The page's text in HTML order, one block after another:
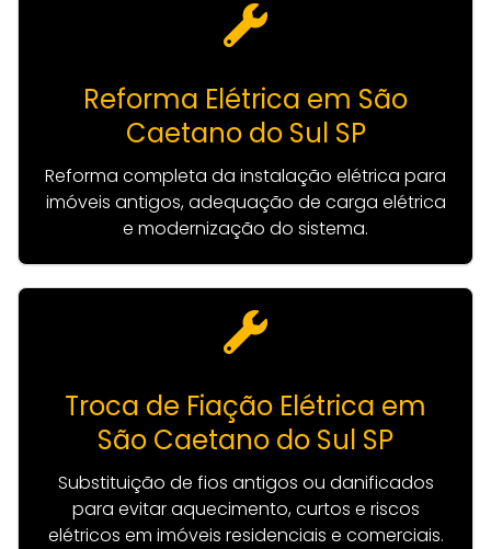
Reforma Elétrica em São
Caetano do Sul SP
Reforma completa da instalação elétrica para
imóveis antigos, adequação de carga elétrica
e modernização do sistema.
Troca de Fiação Elétrica em
São Caetano do Sul SP
Substituição de fios antigos ou danificados
para evitar aquecimento, curtos e riscos
elétricos em imóveis residenciais e comerciais.